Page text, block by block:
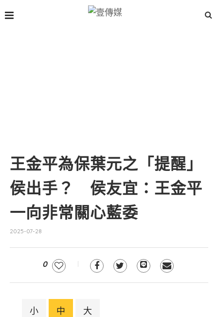
王金平為保葉元之「提醒」
侯出手？ 侯友宜：王金平
一向非常關心藍委
2025-07-28
0
小 中 大